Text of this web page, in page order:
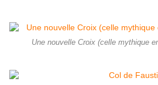
Une nouvelle Croix (celle mythique